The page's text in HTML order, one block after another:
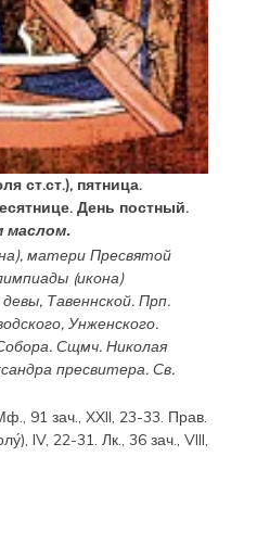
ст.ст.), пятница.
День постный.
), матери Пресвятой
(икона)
Тавеннской. Прп.
Унженского.
. Сщмч. Николая
пресвитера. Св.
91 зач., XXII, 23-33. Прав.
IV, 22-31. Лк., 36 зач., VIII,